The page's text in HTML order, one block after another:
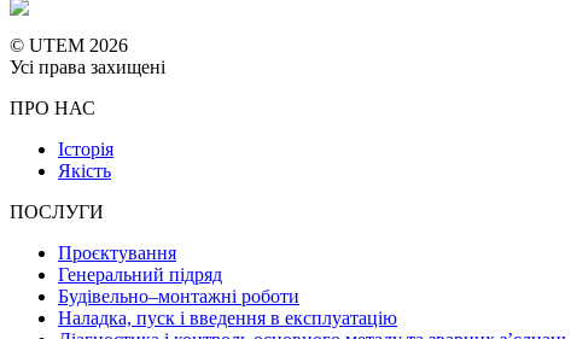
© UTEM 2026
Усі права захищені
ПРО НАС
Історія
Якість
ПОСЛУГИ
Проєктування
Генеральний підряд
Будівельно–монтажні роботи
Наладка, пуск і введення в експлуатацію